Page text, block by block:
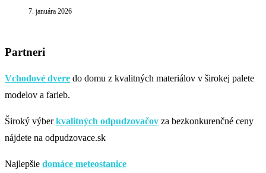
7. januára 2026
Partneri
Vchodové dvere do domu z kvalitných materiálov v širokej palete
modelov a farieb.
Široký výberkvalitných odpudzovačov za bezkonkurenčné ceny
nájdete na odpudzovace.sk
Najlepšie domáce meteostanice